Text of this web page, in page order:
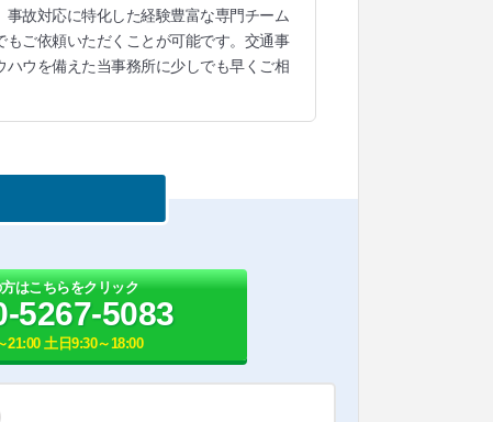
事故対応に特化した経験豊富な専門チーム
ご依頼いただくことが可能です。交通事
ウを備えた当事務所に少しでも早くご相
はこちらをクリック
5267-5083
21:00 土日9:30～18:00